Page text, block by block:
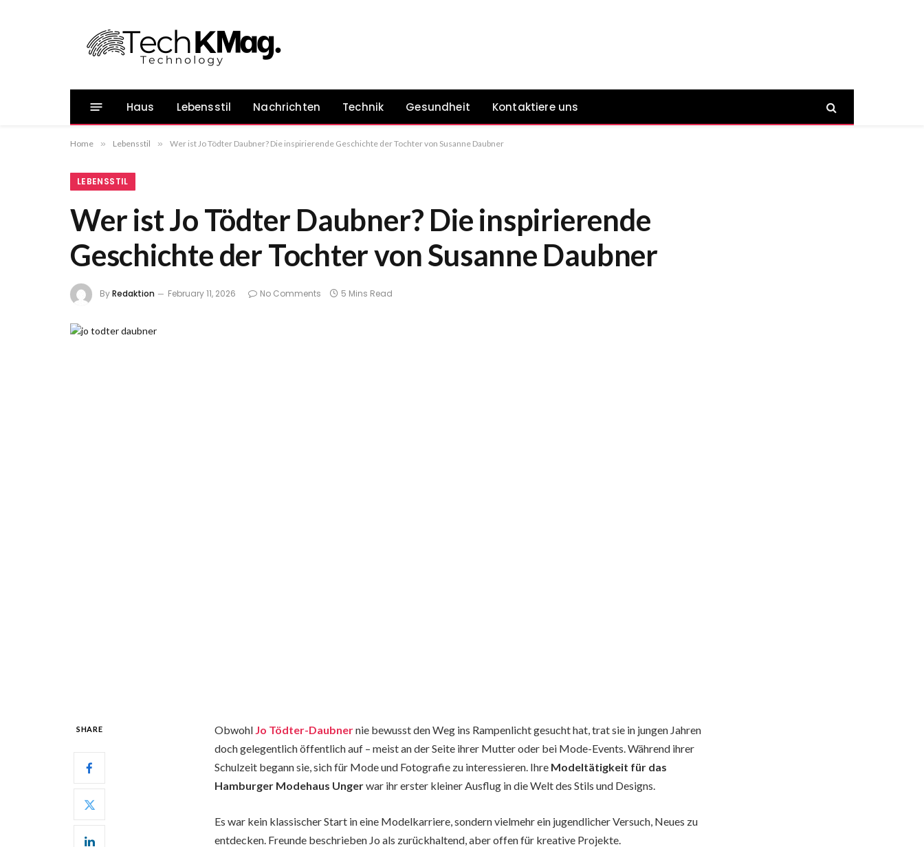
Haus Lebensstil Nachrichten Technik Gesundheit Kontaktiere uns
Home » Lebensstil » Wer ist Jo Tödter Daubner? Die inspirierende Geschichte der Tochter von Susanne Daubner
LEBENSSTIL
Wer ist Jo Tödter Daubner? Die inspirierende
Geschichte der Tochter von Susanne Daubner
ByRedaktion February 11, 2026 No Comments 5 Mins Read
SHARE Obwohl Jo Tödter-Daubnernie bewusst den Weg ins Rampenlicht gesucht hat, trat sie in jungen Jahren
doch gelegentlich öffentlich auf – meist an der Seite ihrer Mutter oder bei Mode-Events. Während ihrer
Schulzeit begann sie, sich für Mode und Fotografie zu interessieren. Ihre Modeltätigkeit für das
Hamburger Modehaus Ungerwar ihr erster kleiner Ausflug in die Welt des Stils und Designs.
Es war kein klassischer Start in eine Modelkarriere, sondern vielmehr ein jugendlicher Versuch, Neues zu
entdecken. Freunde beschrieben Jo als zurückhaltend, aber offen für kreative Projekte.